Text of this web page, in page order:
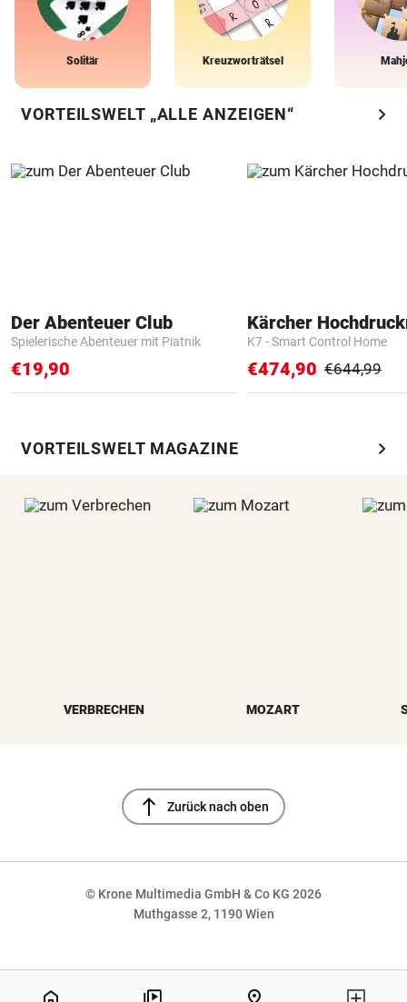
Solitär Kreuzworträtsel
VORTEILSWELT „ALLE ANZEIGEN“ chevron_right
Der Abenteuer Club
Spielerische Abenteuer mit Piatnik
€19,90
Kärcher
K7 - Smart Control Home
€474,90 €644,99
VORTEILSWELT MAGAZINE chevron_right
VERBRECHEN MOZART
north Zurück nach oben
© Krone Multimedia GmbH & Co KG 2026
Muthgasse 2, 1190 Wien
NaN%